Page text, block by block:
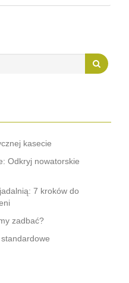
W kuchniach Lacobel
kasecie
Odkryj nowatorskie
7 kroków do
zadbać?